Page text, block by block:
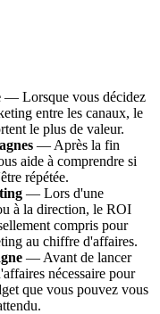
— Lorsque vous décidez
entre les canaux, le
le plus de valeur.
— Après la fin
aide à comprendre si
répétée.
— Lors d'une
à la direction, le ROI
compris pour
au chiffre d'affaires.
— Avant de lancer
nécessaire pour
que vous pouvez vous